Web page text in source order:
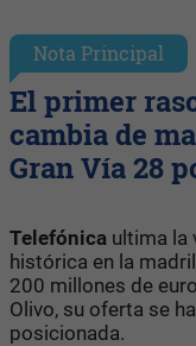
Nota Principal
El primer
cambia de
Gran Vía 28
Telefónica ultima la
histórica en la
200 millones de
Olivo, su oferta se
posicionada.